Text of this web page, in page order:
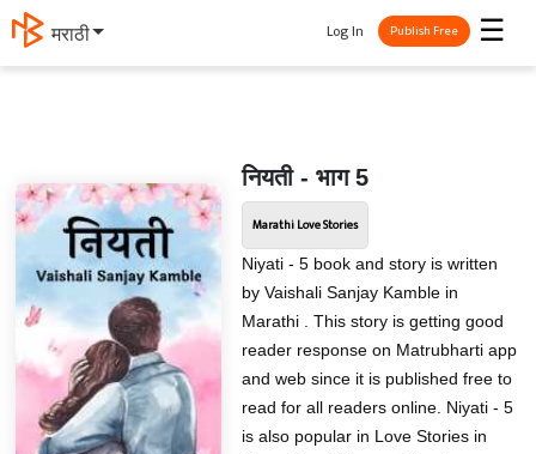
मराठी ☰
Log In Publish Free
नियती - भाग 5
Marathi Love Stories
Niyati - 5 book and story is written
by Vaishali Sanjay Kamble in
Marathi . This story is getting good
reader response on Matrubharti app
and web since it is published free to
read for all readers online. Niyati - 5
is also popular in Love Stories in